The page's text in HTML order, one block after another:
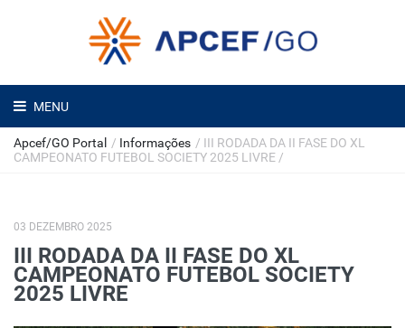
MENU
Apcef/GO Portal / Informações / III RODADA DA II FASE DO XL
CAMPEONATO FUTEBOL SOCIETY 2025 LIVRE /
03 DEZEMBRO 2025
III RODADA DA II FASE DO XL
CAMPEONATO FUTEBOL SOCIETY
2025 LIVRE